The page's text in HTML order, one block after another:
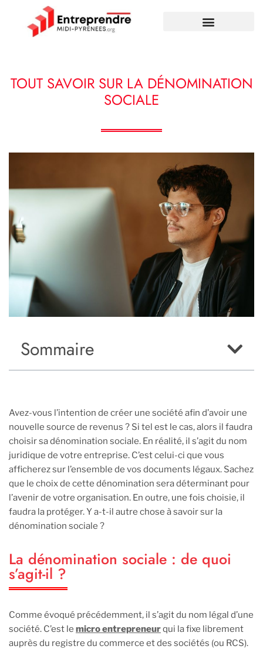
TOUT SAVOIR SUR LA DÉNOMINATION
SOCIALE
Sommaire
Avez-vous l’intention de créer une société afin d’avoir une
nouvelle source de revenus ? Si tel est le cas, alors il faudra
choisir sa dénomination sociale. En réalité, il s’agit du nom
juridique de votre entreprise. C’est celui-ci que vous
afficherez sur l’ensemble de vos documents légaux. Sachez
que le choix de cette dénomination sera déterminant pour
l’avenir de votre organisation. En outre, une fois choisie, il
faudra la protéger. Y a-t-il autre chose à savoir sur la
dénomination sociale ?
La dénomination sociale : de quoi
s’agit-il ?
Comme évoqué précédemment, il s’agit du nom légal d’une
société. C’est le micro entrepreneurqui la fixe librement
auprès du registre du commerce et des sociétés (ou RCS).